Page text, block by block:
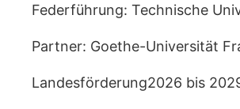
Federführung: Technische
Partner: Goethe-Universität
Landesförderung2026 bis